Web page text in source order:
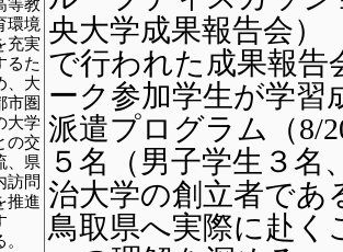
等教
環境
充実
るた
、大
市圏
大学
の交
、県
訪問
推進
。
央大学成果報告会）
で行われた成果報
ーク参加学生が学習
派遣プログラム（8/
５名（男子学生３
治大学の創立者であ
鳥取県へ実際に赴く